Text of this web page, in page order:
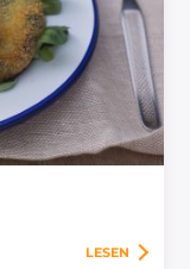
LESEN